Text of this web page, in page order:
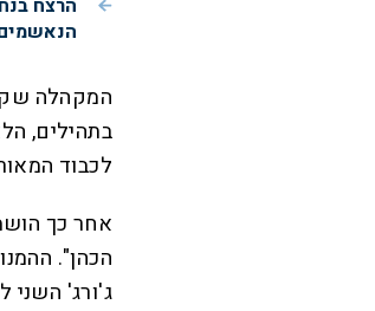
הרצח
המקהלה
בתהילים,
לכבוד
אחר כך
ג'ורג' השני